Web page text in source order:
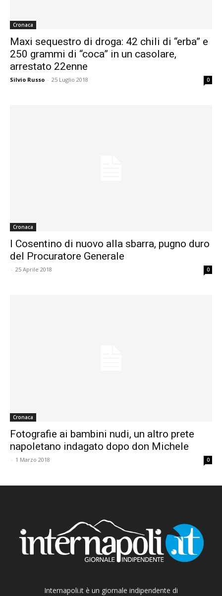
Cronaca
Maxi sequestro di droga: 42 chili di “erba” e
250 grammi di “coca” in un casolare,
arrestato 22enne
Silvio Russo - 25 Luglio 2018 0
Cronaca
I Cosentino di nuovo alla sbarra, pugno duro
del Procuratore Generale
- 25 Aprile 2018 0
Cronaca
Fotografie ai bambini nudi, un altro prete
napoletano indagato dopo don Michele
- 1 Marzo 2018 0
Internapoli.it è un giornale indipendente di